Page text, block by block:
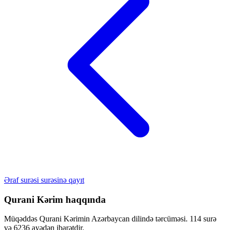
Əraf surəsi surəsinə qayıt
Qurani Kərim haqqında
Müqəddəs Qurani Kərimin Azərbaycan dilində tərcüməsi. 114 surə
və 6236 ayədən ibarətdir.